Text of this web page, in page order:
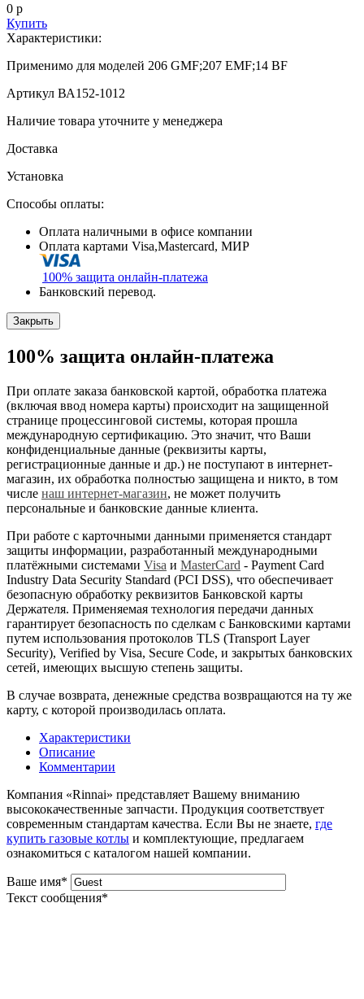
0 р
Купить
Характеристики:
Применимо для моделей 206 GMF;207 EMF;14 BF
Артикул ВА152-1012
Наличие товара уточните у менеджера
Доставка
Установка
Способы оплаты:
Оплата наличными в офисе компании
Оплата картами Visa,Mastercard, МИР
100% защита онлайн-платежа
Банковский перевод.
Закрыть
100% защита онлайн-платежа
При оплате заказа банковской картой, обработка платежа
(включая ввод номера карты) происходит на защищенной
странице процессинговой системы, которая прошла
международную сертификацию. Это значит, что Ваши
конфиденциальные данные (реквизиты карты,
регистрационные данные и др.) не поступают в интернет-
магазин, их обработка полностью защищена и никто, в том
числе наш интернет-магазин, не может получить
персональные и банковские данные клиента.
При работе с карточными данными применяется стандарт
защиты информации, разработанный международными
платёжными системами Visa и MasterCard - Payment Card
Industry Data Security Standard (PCI DSS), что обеспечивает
безопасную обработку реквизитов Банковской карты
Держателя. Применяемая технология передачи данных
гарантирует безопасность по сделкам с Банковскими картами
путем использования протоколов TLS (Transport Layer
Security), Verified by Visa, Secure Code, и закрытых банковских
сетей, имеющих высшую степень защиты.
В случае возврата, денежные средства возвращаются на ту же
карту, с которой производилась оплата.
Характеристики
Описание
Комментарии
Компания «Rinnai» представляет Вашему вниманию
высококачественные запчасти. Продукция соответствует
современным стандартам качества. Если Вы не знаете, где
купить газовые котлы и комплектующие, предлагаем
ознакомиться с каталогом нашей компании.
Ваше имя*
Текст сообщения*